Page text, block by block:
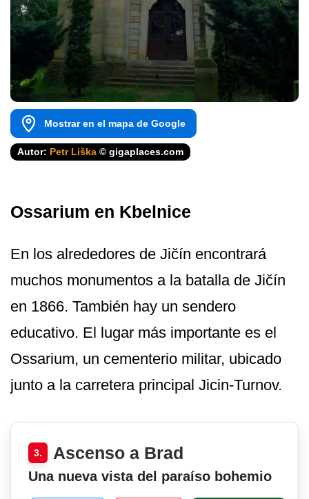
Mostrar en el mapa de Google
Autor: Petr Liška © gigaplaces.com
Ossarium en Kbelnice
En los alrededores de Jičín encontrará
muchos monumentos a la batalla de Jičín
en 1866. También hay un sendero
educativo. El lugar más importante es el
Ossarium, un cementerio militar, ubicado
junto a la carretera principal Jicin-Turnov.
3. Ascenso a Brad
Una nueva vista del paraíso bohemio